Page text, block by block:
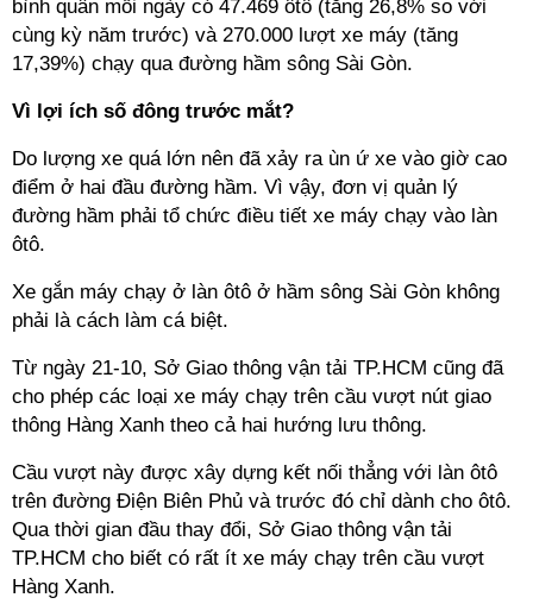
bình quân mỗi ngày có 47.469 ôtô (tăng 26,8% so với
cùng kỳ năm trước) và 270.000 lượt xe máy (tăng
17,39%) chạy qua đường hầm sông Sài Gòn.
Vì lợi ích số đông trước mắt?
Do lượng xe quá lớn nên đã xảy ra ùn ứ xe vào giờ cao
điểm ở hai đầu đường hầm. Vì vậy, đơn vị quản lý
đường hầm phải tổ chức điều tiết xe máy chạy vào làn
ôtô.
Xe gắn máy chạy ở làn ôtô ở hầm sông Sài Gòn không
phải là cách làm cá biệt.
Từ ngày 21-10, Sở Giao thông vận tải TP.HCM cũng đã
cho phép các loại xe máy chạy trên cầu vượt nút giao
thông Hàng Xanh theo cả hai hướng lưu thông.
Cầu vượt này được xây dựng kết nối thẳng với làn ôtô
trên đường Điện Biên Phủ và trước đó chỉ dành cho ôtô.
Qua thời gian đầu thay đổi, Sở Giao thông vận tải
TP.HCM cho biết có rất ít xe máy chạy trên cầu vượt
Hàng Xanh.